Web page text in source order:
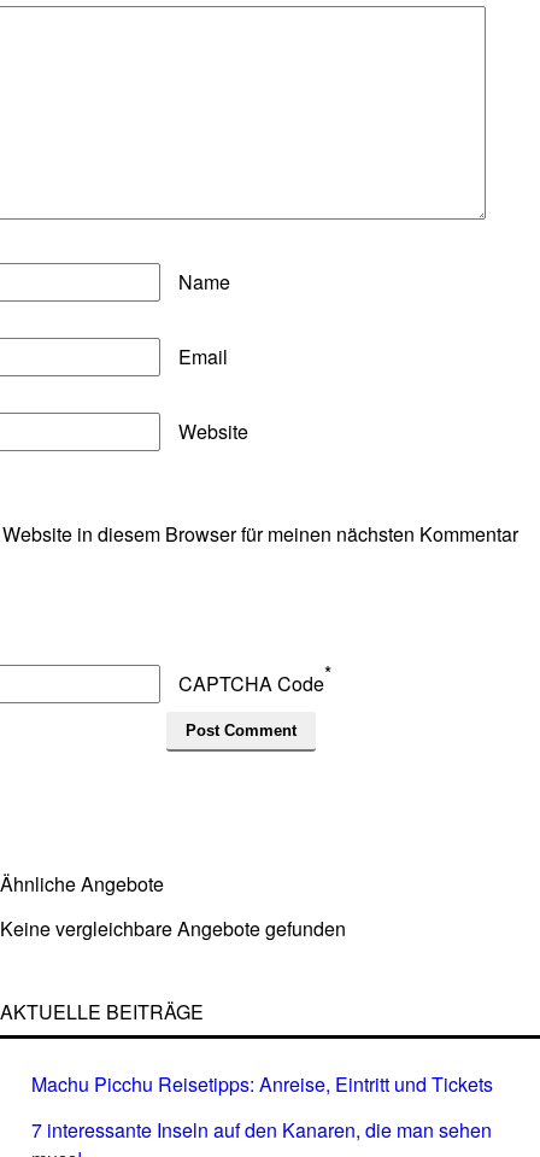
Name
Email
Website
in diesem Browser für meinen nächsten Kommentar
CAPTCHA Code*
Ähnliche Angebote
Keine vergleichbare Angebote gefunden
AKTUELLE BEITRÄGE
Machu Picchu Reisetipps: Anreise, Eintritt und Tickets
7 interessante Inseln auf den Kanaren, die man sehen